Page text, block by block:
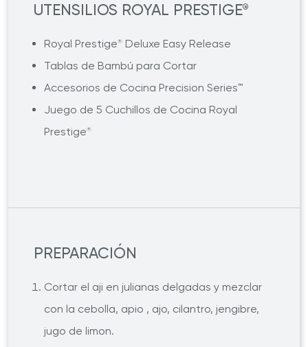
UTENSILIOS ROYAL PRESTIGE®
Royal Prestige® Deluxe Easy Release
Tablas de Bambú para Cortar
Accesorios de Cocina Precision Series™
Juego de 5 Cuchillos de Cocina Royal
Prestige®
PREPARACIÓN
Cortar el aji en julianas delgadas y mezclar
con la cebolla, apio , ajo, cilantro, jengibre,
jugo de limon.